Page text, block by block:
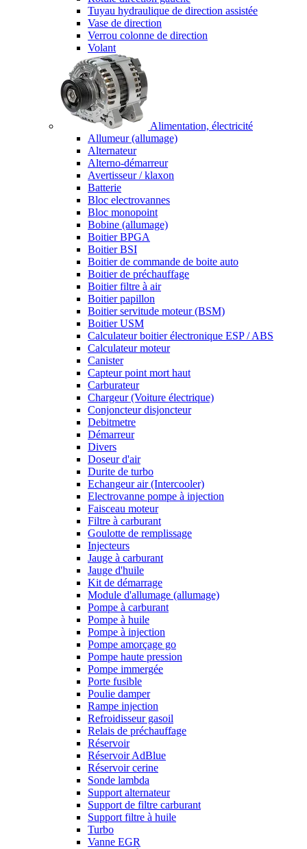
Tuyau hydraulique de direction assistée
Vase de direction
Verrou colonne de direction
Volant
Alimentation, électricité
Allumeur (allumage)
Alternateur
Alterno-démarreur
Avertisseur / klaxon
Batterie
Bloc electrovannes
Bloc monopoint
Bobine (allumage)
Boitier BPGA
Boitier BSI
Boitier de commande de boite auto
Boitier de préchauffage
Boitier filtre à air
Boitier papillon
Boitier servitude moteur (BSM)
Boitier USM
Calculateur boitier électronique ESP / ABS
Calculateur moteur
Canister
Capteur point mort haut
Carburateur
Chargeur (Voiture électrique)
Conjoncteur disjoncteur
Debitmetre
Démarreur
Divers
Doseur d'air
Durite de turbo
Echangeur air (Intercooler)
Electrovanne pompe à injection
Faisceau moteur
Filtre à carburant
Goulotte de remplissage
Injecteurs
Jauge à carburant
Jauge d'huile
Kit de démarrage
Module d'allumage (allumage)
Pompe à carburant
Pompe à huile
Pompe à injection
Pompe amorçage go
Pompe haute pression
Pompe immergée
Porte fusible
Poulie damper
Rampe injection
Refroidisseur gasoil
Relais de préchauffage
Réservoir
Réservoir AdBlue
Réservoir cerine
Sonde lambda
Support alternateur
Support de filtre carburant
Support filtre à huile
Turbo
Vanne EGR